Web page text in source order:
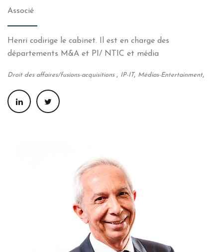
Associé
Henri codirige le cabinet. Il est en charge des
départements M&A et PI/ NTIC et média
Droit des affaires/fusions-acquisitions , IP-IT, Médias-Entertainment,